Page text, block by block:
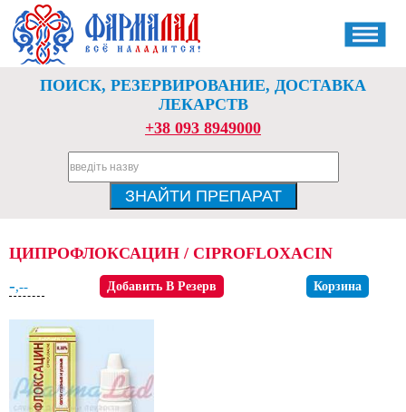
ПОИСК, РЕЗЕРВИРОВАНИЕ, ДОСТАВКА
ЛЕКАРСТВ
+38 093 8949000
ЦИПРОФЛОКСАЦИН / CIPROFLOXACIN
-,-- Добавить В Резерв Корзина